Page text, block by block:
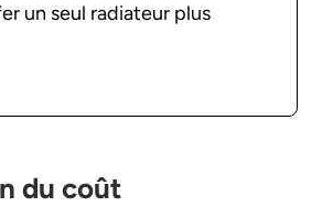
un seul radiateur plus
du coût